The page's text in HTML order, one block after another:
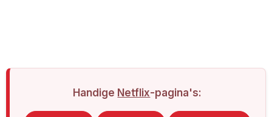
Handige Netflix-pagina's: